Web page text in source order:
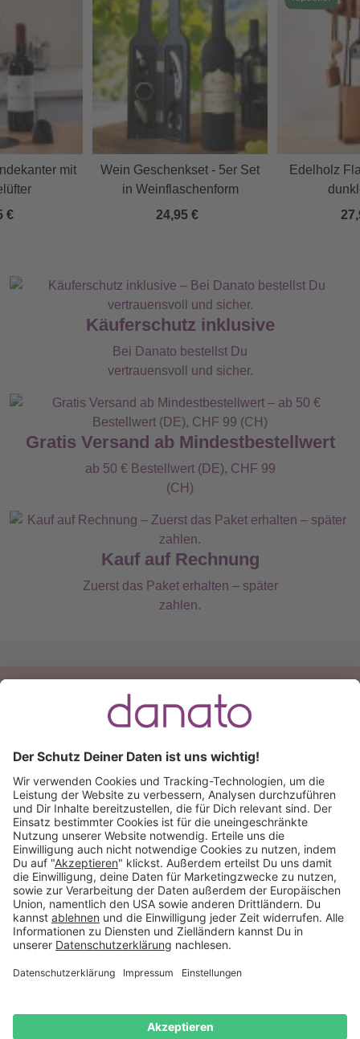
mit
€
Wein Geschenkset - 5er Set
in Weinflaschenform
24,95 €
Edelholz
Käuferschutz inklusive
Bei Danato bestellst Du
vertrauensvoll und sicher.
Gratis Versand ab Mindestbestellwert
ab 50 € Bestellwert (DE), CHF 99
(CH)
Kauf auf Rechnung
Zuerst das Paket erhalten – später
zahlen.
Du hast eine Frage?
+49 (0) 511 51 56 0300
schreib uns eineE-Mail
Käuferschutz inklusive Kauf auf Rechnung
Mitglied im:
Deutschland
Datenschutz Widerrufsrecht